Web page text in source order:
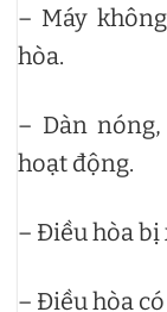
– Máy
hòa.
– Dàn
hoạt động.
– Điều hòa bị
– Điều hòa